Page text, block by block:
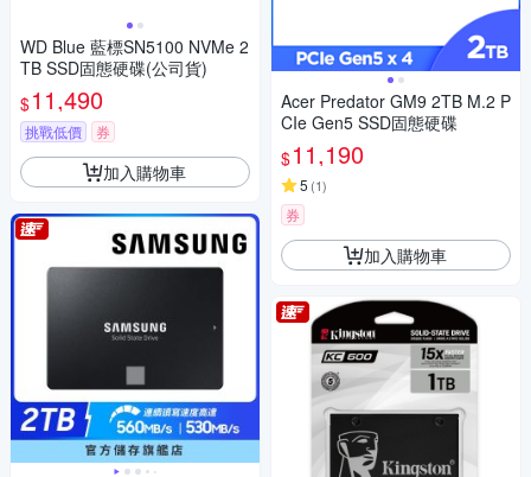
WD Blue 藍標SN5100 NVMe 2
TB SSD固態硬碟(公司貨)
$11,490
挑戰低價 券
加入購物車
Acer Predator GM9 2TB M.2 P
CIe Gen5 SSD固態硬碟
$11,190
5 (1)
券
加入購物車